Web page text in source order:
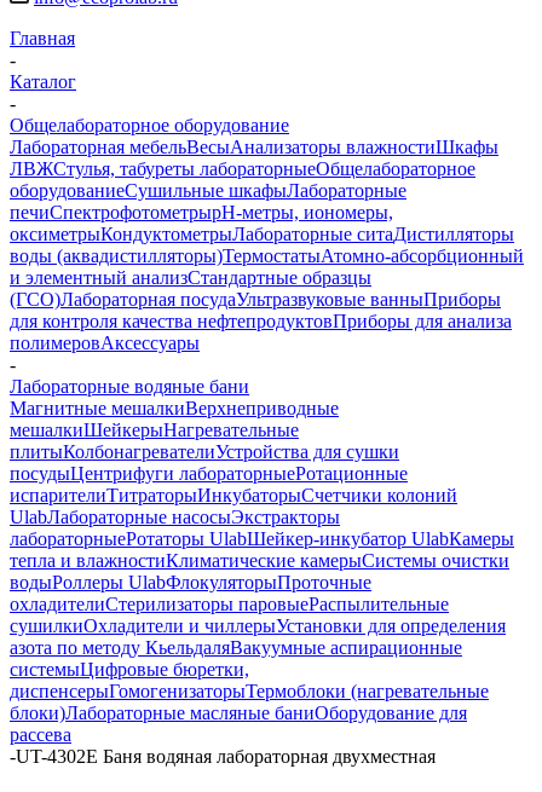
Главная
-
Каталог
-
Общелабораторное оборудование
Лабораторная мебельВесыАнализаторы влажностиШкафы
ЛВЖСтулья, табуреты лабораторныеОбщелабораторное
оборудованиеСушильные шкафыЛабораторные
печиСпектрофотометрыpH-метры, иономеры,
оксиметрыКондуктометрыЛабораторные ситаДистилляторы
воды (аквадистилляторы)ТермостатыАтомно-абсорбционный
и элементный анализСтандартные образцы
(ГСО)Лабораторная посудаУльтразвуковые ванныПриборы
для контроля качества нефтепродуктовПриборы для анализа
полимеровАксессуары
-
Лабораторные водяные бани
Магнитные мешалкиВерхнеприводные
мешалкиШейкерыНагревательные
плитыКолбонагревателиУстройства для сушки
посудыЦентрифуги лабораторныеРотационные
испарителиТитраторыИнкубаторыСчетчики колоний
UlabЛабораторные насосыЭкстракторы
лабораторныеРотаторы UlabШейкер-инкубатор UlabКамеры
тепла и влажностиКлиматические камерыСистемы очистки
водыРоллеры UlabФлокуляторыПроточные
охладителиСтерилизаторы паровыеРаспылительные
сушилкиОхладители и чиллерыУстановки для определения
азота по методу КьельдаляВакуумные аспирационные
системыЦифровые бюретки,
диспенсерыГомогенизаторыТермоблоки (нагревательные
блоки)Лабораторные масляные баниОборудование для
рассева
-UT-4302Е Баня водяная лабораторная двухместная